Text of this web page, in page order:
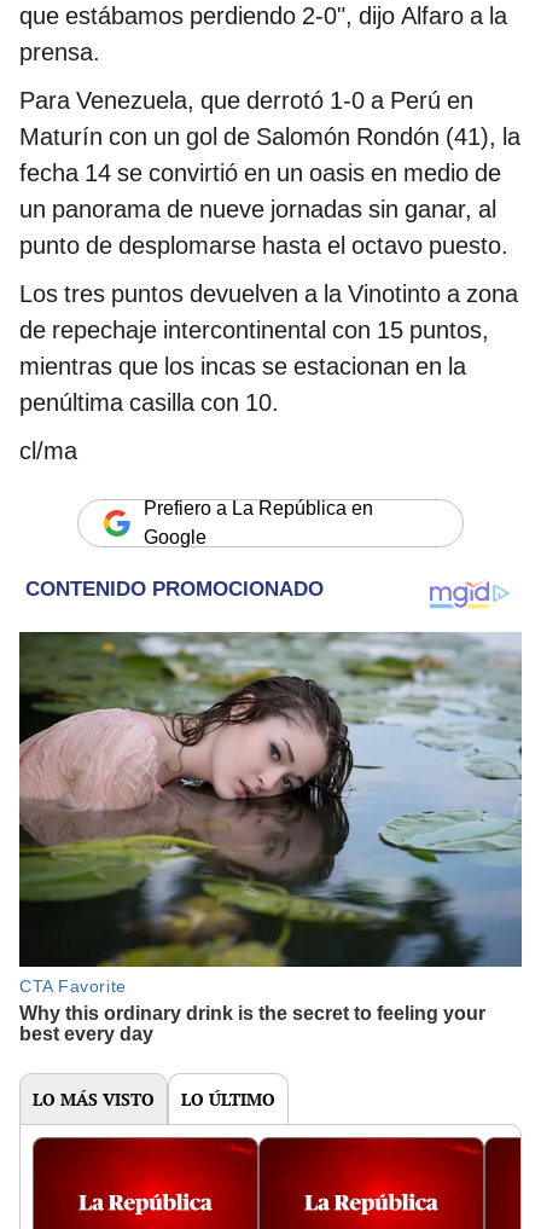
que estábamos perdiendo 2-0", dijo Alfaro a la
prensa.
Para Venezuela, que derrotó 1-0 a Perú en
Maturín con un gol de Salomón Rondón (41), la
fecha 14 se convirtió en un oasis en medio de
un panorama de nueve jornadas sin ganar, al
punto de desplomarse hasta el octavo puesto.
Los tres puntos devuelven a la Vinotinto a zona
de repechaje intercontinental con 15 puntos,
mientras que los incas se estacionan en la
penúltima casilla con 10.
cl/ma
Prefiero a La República en
Google
LO MÁS VISTO LO ÚLTIMO